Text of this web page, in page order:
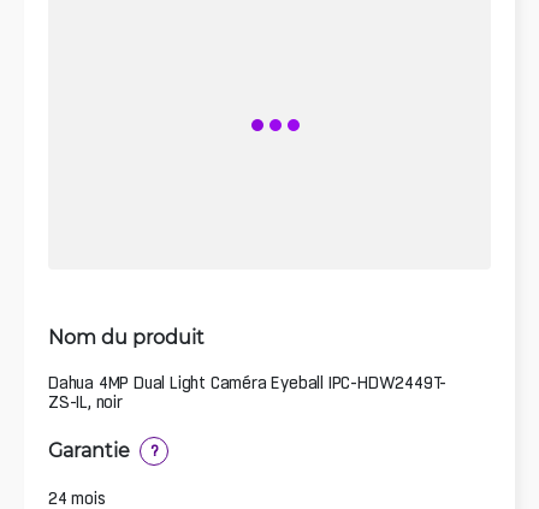
Nom du produit
Dahua 4MP Dual Light Caméra Eyeball IPC-HDW2449T-
ZS-IL, noir
Garantie ?
24 mois